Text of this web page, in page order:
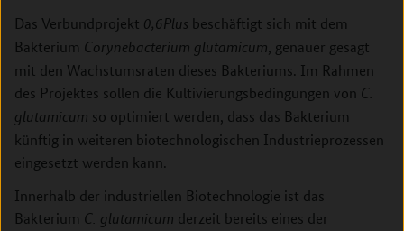
Das Verbundprojekt 0,6Plus beschäftigt sich mit dem
Bakterium Corynebacterium glutamicum, genauer gesagt
mit den Wachstumsraten dieses Bakteriums. Im Rahmen
des Projektes sollen die Kultivierungsbedingungen von C.
glutamicum so optimiert werden, dass das Bakterium
künftig in weiteren biotechnologischen Industrieprozessen
eingesetzt werden kann.
Innerhalb der industriellen Biotechnologie ist das
Bakterium C. glutamicum derzeit bereits eines der